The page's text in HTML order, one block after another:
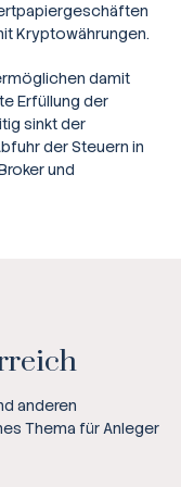
Kryptowährungen.
damit
Erfüllung der
sinkt der
der Steuern in
und
anderen
Thema für Anleger